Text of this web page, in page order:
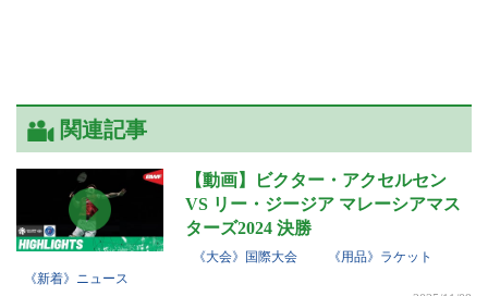
関連記事
【動画】ビクター・アクセルセン
VS リー・ジージア マレーシアマス
ターズ2024 決勝
《大会》国際大会
《用品》ラケット
《新着》ニュース